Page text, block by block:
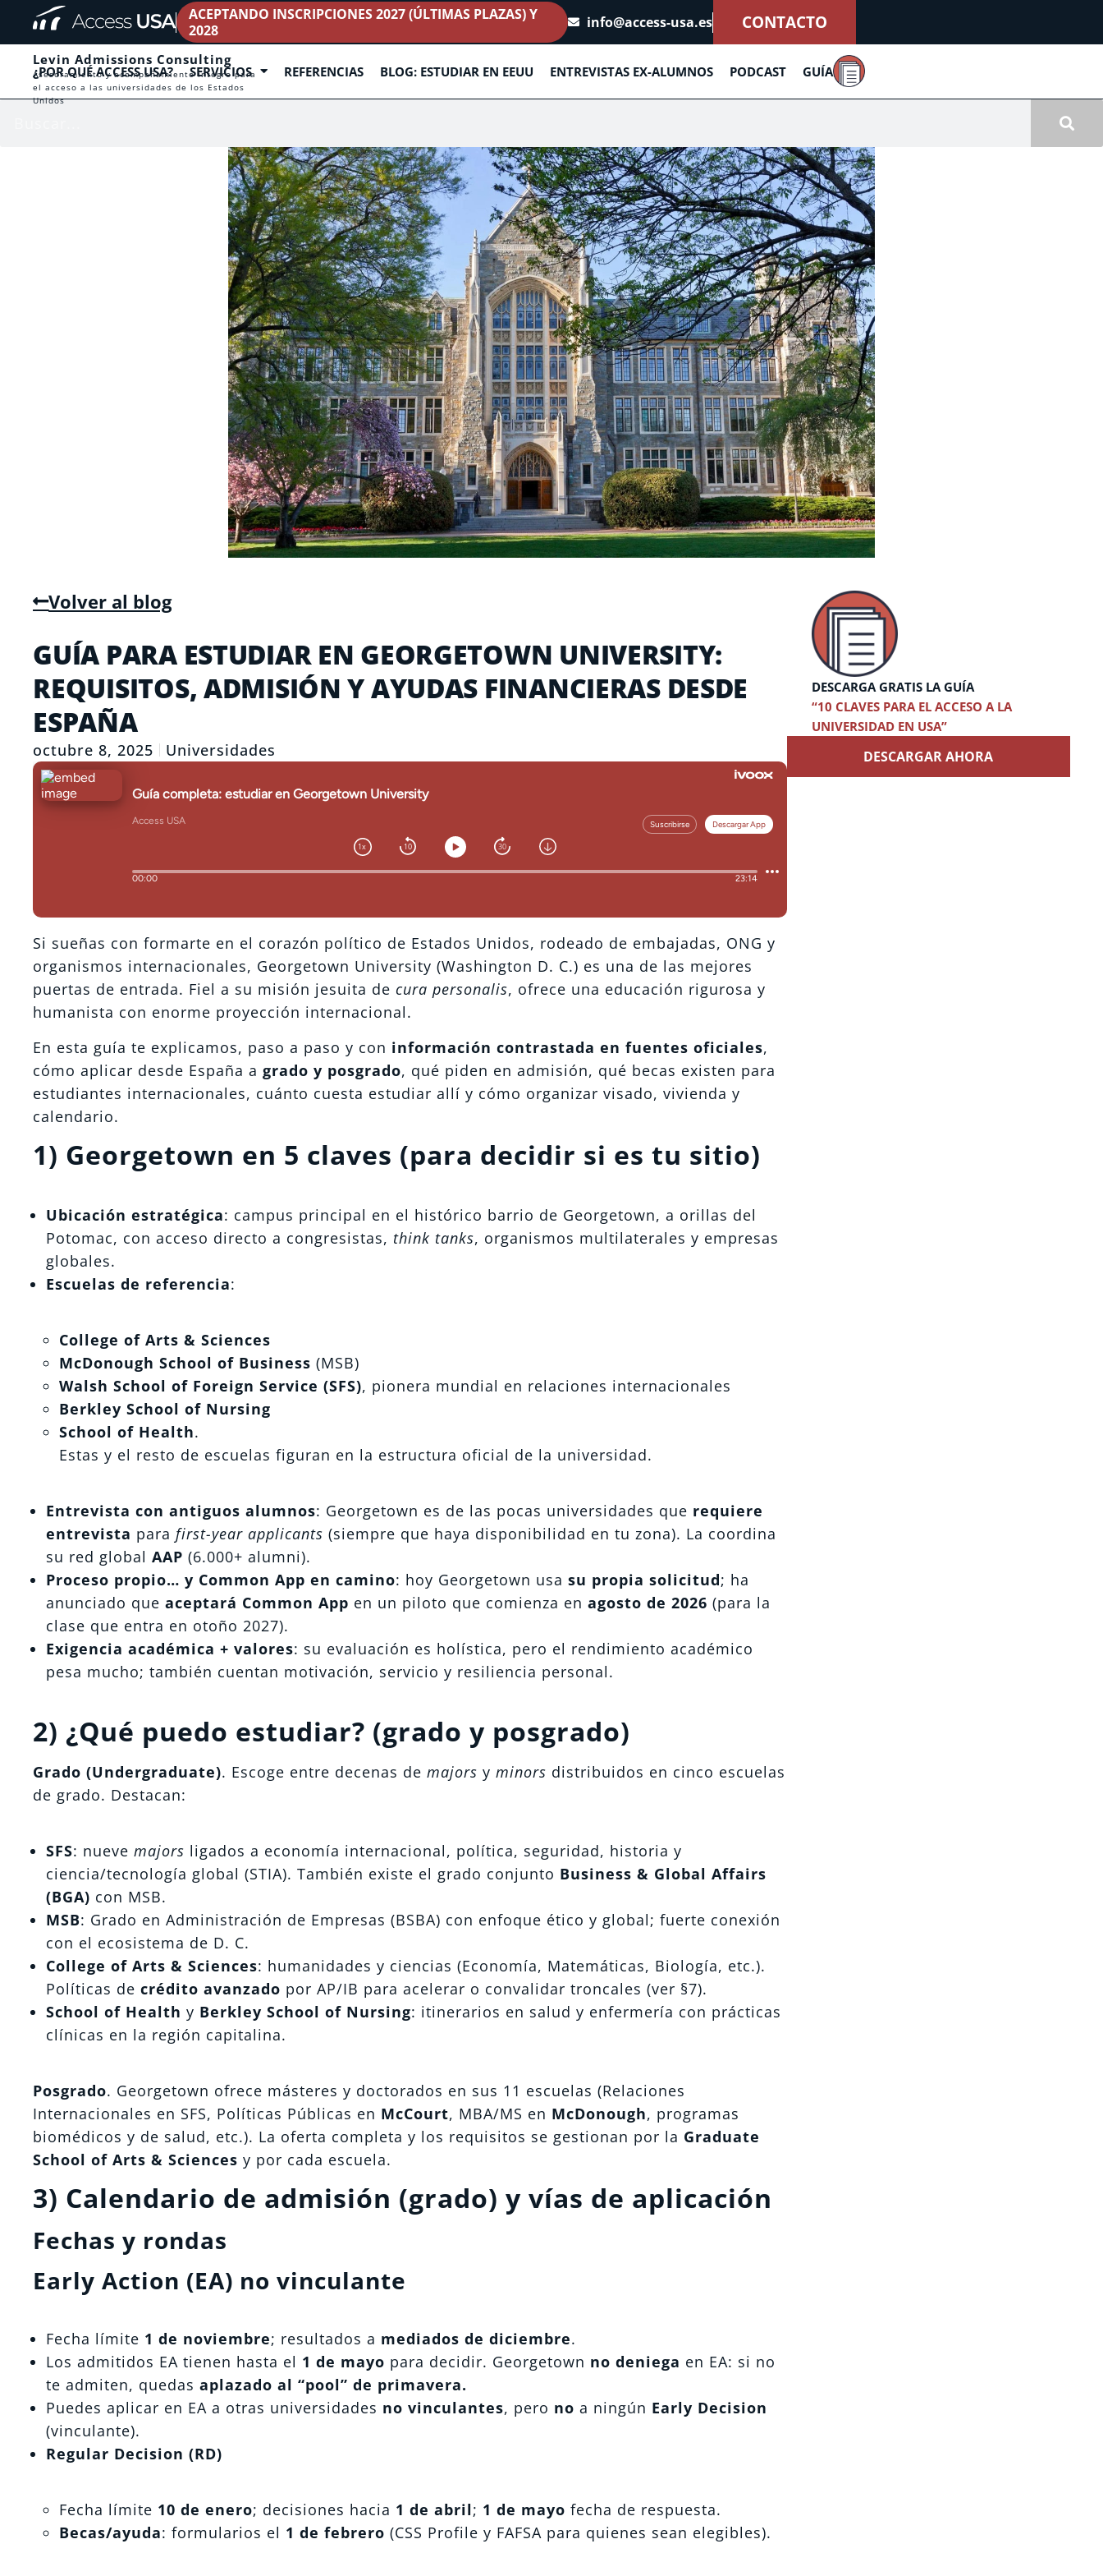
ACEPTANDO INSCRIPCIONES 2027 (ÚLTIMAS PLAZAS) Y
2028
info@access-usa.es CONTACTO
Levin Admissions Consulting
Asesoramiento y acompañamiento íntegro para
el acceso a las universidades de los Estados
Unidos
¿POR QUÉ ACCESS USA? SERVICIOS REFERENCIAS BLOG: ESTUDIAR EN EEUU ENTREVISTAS EX-ALUMNOS PODCAST GUÍA
Volver al blog
GUÍA PARA ESTUDIAR EN GEORGETOWN UNIVERSITY:
REQUISITOS, ADMISIÓN Y AYUDAS FINANCIERAS DESDE
ESPAÑA
octubre 8, 2025 Universidades
Si sueñas con formarte en el corazón político de Estados Unidos, rodeado de embajadas, ONG y
organismos internacionales, Georgetown University (Washington D. C.) es una de las mejores
puertas de entrada. Fiel a su misión jesuita decura personalis, ofrece una educación rigurosa y
humanista con enorme proyección internacional.
En esta guía te explicamos, paso a paso y con información contrastada en fuentes oficiales,
cómo aplicar desde España agrado y posgrado, qué piden en admisión, qué becas existen para
estudiantes internacionales, cuánto cuesta estudiar allí y cómo organizar visado, vivienda y
calendario.
1) Georgetown en 5 claves (para decidir si es tu sitio)
Ubicación estratégica: campus principal en el histórico barrio de Georgetown, a orillas del
Potomac, con acceso directo a congresistas, think tanks, organismos multilaterales y empresas
globales.
Escuelas de referencia:
College of Arts & Sciences
McDonough School of Business (MSB)
Walsh School of Foreign Service (SFS), pionera mundial en relaciones internacionales
Berkley School of Nursing
School of Health.
Estas y el resto de escuelas figuran en la estructura oficial de la universidad.
Entrevista con antiguos alumnos: Georgetown es de las pocas universidades que requiere
entrevista parafirst-year applicants (siempre que haya disponibilidad en tu zona). La coordina
su red globalAAP (6.000+ alumni).
Proceso propio… y Common App en camino: hoy Georgetown usasu propia solicitud; ha
anunciado queaceptará Common App en un piloto que comienza enagosto de 2026 (para la
clase que entra en otoño 2027).
Exigencia académica + valores: su evaluación es holística, pero el rendimiento académico
pesa mucho; también cuentan motivación, servicio y resiliencia personal.
2) ¿Qué puedo estudiar? (grado y posgrado)
Grado (Undergraduate). Escoge entre decenas demajors yminors distribuidos en cinco escuelas
de grado. Destacan:
SFS: nuevemajors ligados a economía internacional, política, seguridad, historia y
ciencia/tecnología global (STIA). También existe el grado conjunto Business & Global Affairs
(BGA) con MSB.
MSB: Grado en Administración de Empresas (BSBA) con enfoque ético y global; fuerte conexión
con el ecosistema de D. C.
College of Arts & Sciences: humanidades y ciencias (Economía, Matemáticas, Biología, etc.).
Políticas decrédito avanzado por AP/IB para acelerar o convalidar troncales (ver §7).
School of Health y Berkley School of Nursing: itinerarios en salud y enfermería con prácticas
clínicas en la región capitalina.
Posgrado. Georgetown ofrece másteres y doctorados en sus 11 escuelas (Relaciones
Internacionales en SFS, Políticas Públicas en McCourt, MBA/MS en McDonough, programas
biomédicos y de salud, etc.). La oferta completa y los requisitos se gestionan por la Graduate
School of Arts & Sciences y por cada escuela.
3) Calendario de admisión (grado) y vías de aplicación
Fechas y rondas
Early Action (EA) no vinculante
Fecha límite 1 de noviembre; resultados a mediados de diciembre.
Los admitidos EA tienen hasta el 1 de mayo para decidir. Georgetown no deniega en EA: si no
te admiten, quedasaplazado al “pool” de primavera.
Puedes aplicar en EA a otras universidades no vinculantes, pero no a ningún Early Decision
(vinculante).
Regular Decision (RD)
Fecha límite 10 de enero; decisiones hacia 1 de abril; 1 de mayo fecha de respuesta.
Becas/ayuda: formularios el 1 de febrero (CSS Profile y FAFSA para quienes sean elegibles).
DESCARGA GRATIS LA GUÍA
“10 CLAVES PARA EL ACCESO A LA
UNIVERSIDAD EN USA”
DESCARGAR AHORA